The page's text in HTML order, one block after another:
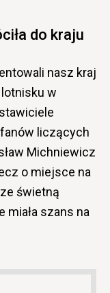
do kraju
nasz kraj
w
liczących
Michniewicz
o miejsce na
świetną
miała szans na